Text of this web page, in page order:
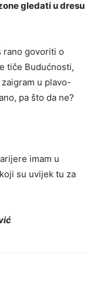
gledati u dresu
rano govoriti o
tiče Budućnosti,
u plavo-
pa što da ne?
imam u
su uvijek tu za